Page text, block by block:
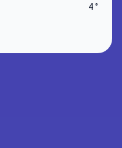
4 °C